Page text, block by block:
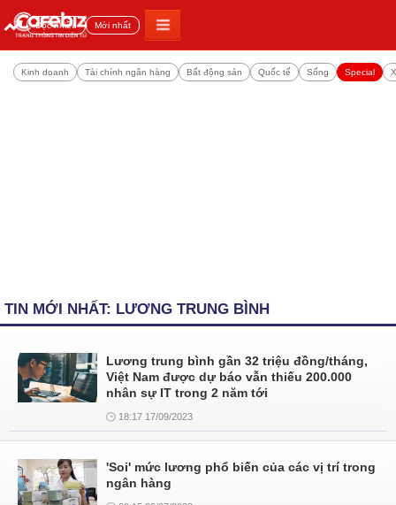
Đọc nhiều Mới nhất
Kinh doanh Tài chính ngân hàng Bất động sản Quốc tế Sống Special
TIN MỚI NHẤT: LƯƠNG TRUNG BÌNH
Lương trung bình gần 32 triệu đồng/tháng,
Việt Nam được dự báo vẫn thiếu 200.000
nhân sự IT trong 2 năm tới
18:17 17/09/2023
'Soi' mức lương phổ biến của các vị trí trong
ngân hàng